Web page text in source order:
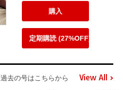
購入
定期購読 (27%OFF)
過去の号はこちらから View All